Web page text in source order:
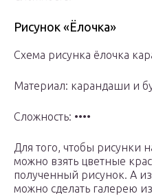
Рисунок «Ёлочка»
Схема рисунка ёлочка
Материал: карандаши и
Сложность: ••••
Для того, чтобы рисунки
можно взять цветные
полученный рисунок. А
можно сделать галерею